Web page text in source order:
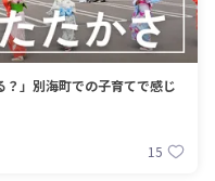
」別海町での子育てで感じ
15